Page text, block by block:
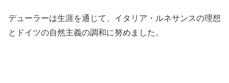
デューラーは生涯を通じて、イタリア・ルネサンスの理想
とドイツの自然主義の調和に努めました。